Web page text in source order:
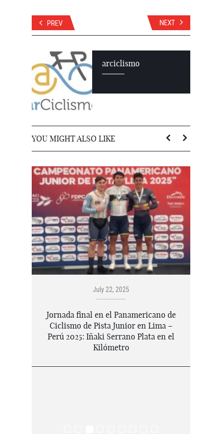
PREV NEXT
arciclismo
YOU MIGHT ALSO LIKE
July 22, 2025
Jornada final en el Panamericano de
Ciclismo de Pista Junior en Lima –
Perú 2025: Iñaki Serrano Plata en el
Kilómetro